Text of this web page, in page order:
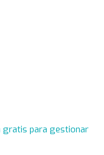
gratis para gestionar